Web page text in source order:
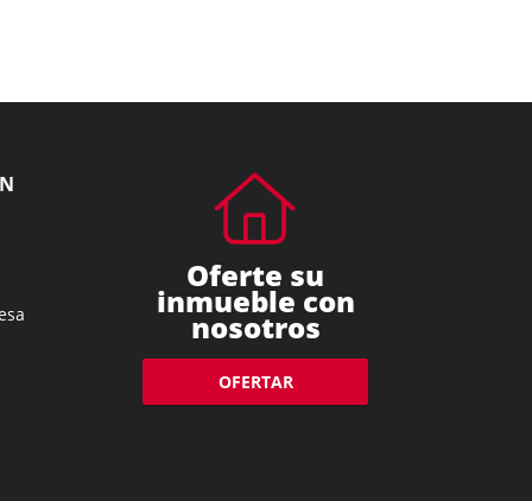
Oferte su
inmueble con
nosotros
OFERTAR